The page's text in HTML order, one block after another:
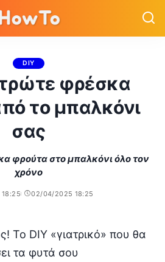
DIY
φρέσκα
το μπαλκόνι
σας
φρούτα στο μπαλκόνι όλο τον
χρόνο
02/04/2025 18:25